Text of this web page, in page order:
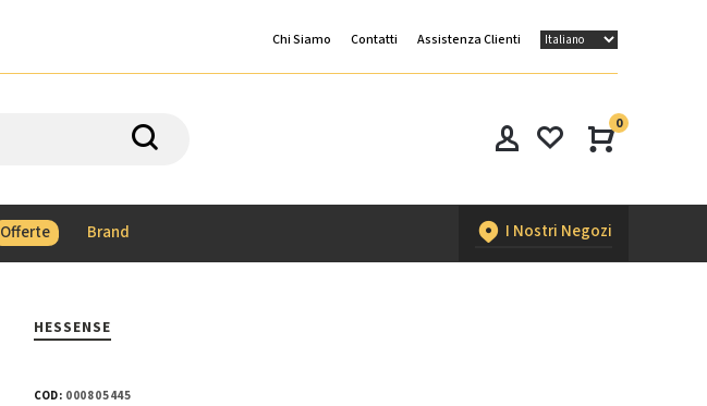
Chi Siamo Contatti Assistenza Clienti
0
Offerte Brand I Nostri Negozi
HESSENSE
COD:000805445